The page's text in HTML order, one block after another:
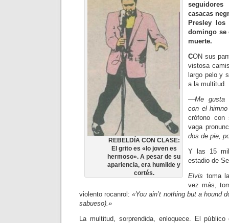
REBELDÍA CON CLASE:
El grito es «lo joven es
hermoso». A pesar de su
apariencia, era humilde y
cortés.
casacas
Presley
domingo se
muerte.
CON sus
vis­tosa
largo pelo y
a la multitud.
—Me gusta
con el
crófono con
vaga
dos de pie,
Y las 15
estadio de
Elvis toma
vez más,
violento rocanrol:«You ain’t nothing but a hound
sabueso).»
La multitud, sorprendida, enloque­ce. El